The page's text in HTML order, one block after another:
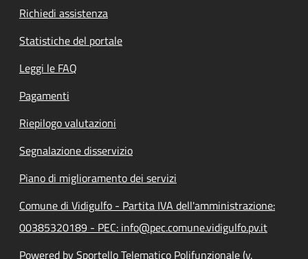
Richiedi assistenza
Statistiche del portale
Leggi le FAQ
Pagamenti
Riepilogo valutazioni
Segnalazione disservizio
Piano di miglioramento dei servizi
Comune di Vidigulfo - Partita IVA dell'amministrazione:
00385320189 - PEC: info@pec.comune.vidigulfo.pv.it
Powered by Sportello Telematico Polifunzionale (v.